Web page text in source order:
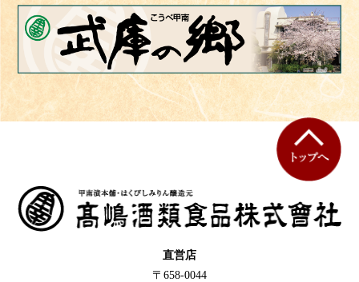
直営店
〒658-0044